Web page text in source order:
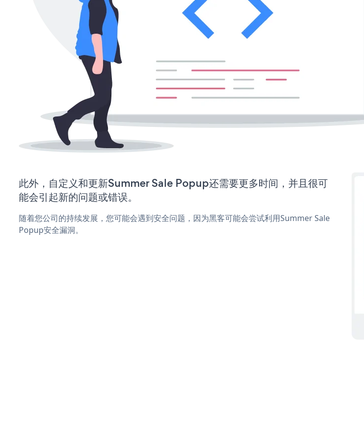
此外，自定义和更新Summer Sale Popup还需要更多时间，并且很可
能会引起新的问题或错误。
随着您公司的持续发展，您可能会遇到安全问题，因为黑客可能会尝试利用Summer Sale
Popup安全漏洞。